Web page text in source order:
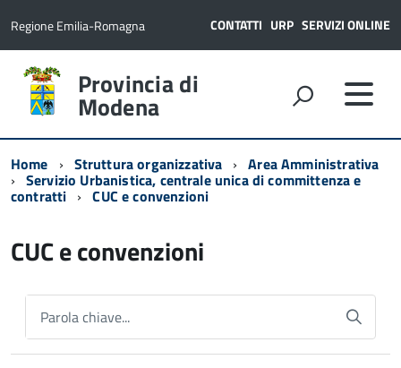
Regione Emilia-Romagna CONTATTI URP SERVIZI ONLINE
Provincia di
Modena
Home Struttura organizzativa Area Amministrativa
Servizio Urbanistica, centrale unica di committenza e
contratti CUC e convenzioni
CUC e convenzioni
Parola chiave...